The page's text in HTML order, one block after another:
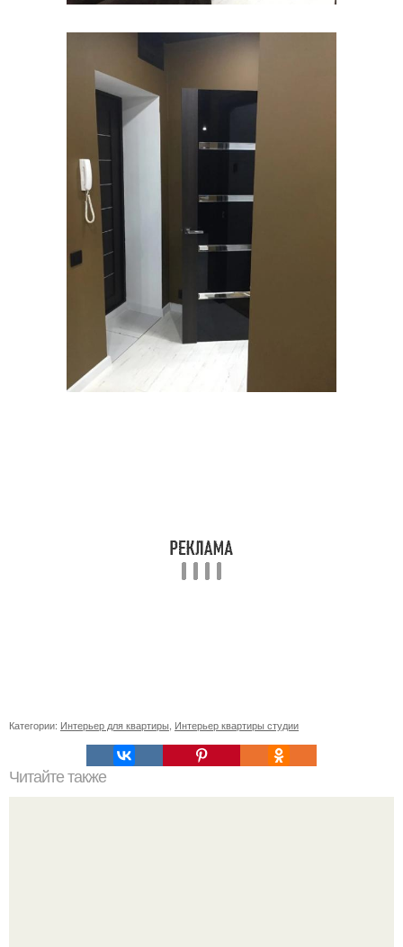
Категории: Интерьер для квартиры, Интерьер квартиры студии
Читайте также